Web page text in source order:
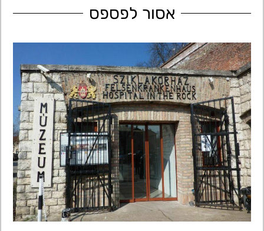
אסור לפספס